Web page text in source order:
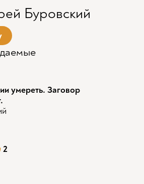
Буровский
умереть. Заговор
2